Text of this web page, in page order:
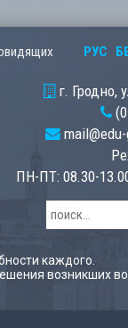
РУС
г. Гродно,
ПН-ПТ: 08.30-
каждого.
возникших